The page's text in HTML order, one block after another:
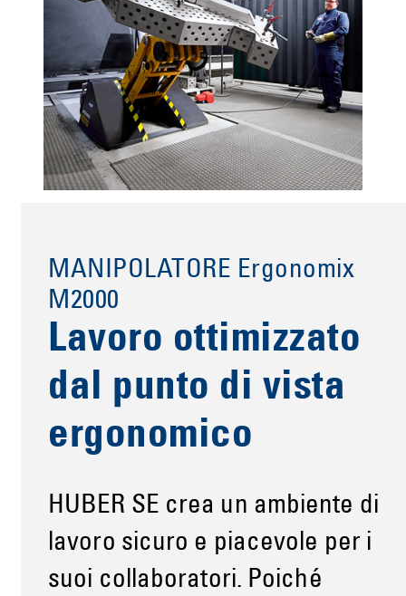
MANIPOLATORE Ergonomix
M2000
Lavoro ottimizzato
dal punto di vista
ergonomico
HUBER SE crea un ambiente di
lavoro sicuro e piacevole per i
suoi collaboratori. Poiché